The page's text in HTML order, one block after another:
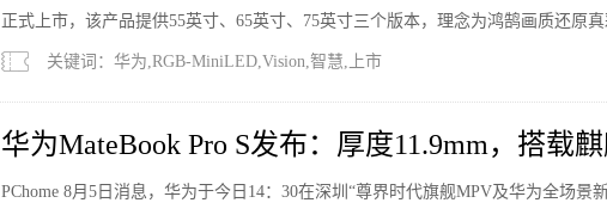
正式上市，该产品提供55英寸、65英寸、75英寸三个版本，理念为鸿鹄画质还原真
关键词：华为,RGB-MiniLED,Vision,智慧,上市
华为MateBook Pro S发布：厚度11.9mm，搭载
元起
PChome 8月5日消息，华为于今日14：30在深圳“尊界时代旗舰MPV及华为全场景